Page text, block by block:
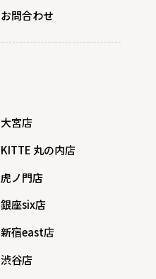
お問合わせ
大宮店
KITTE 丸の内店
虎ノ門店
銀座six店
新宿east店
渋谷店